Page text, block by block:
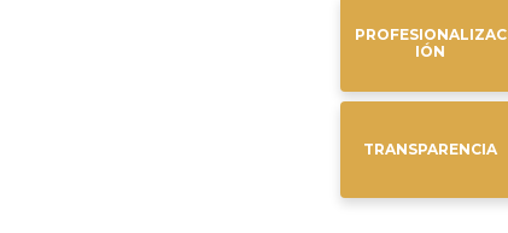
PROFESIONALIZAC
IÓN
TRANSPARENCIA